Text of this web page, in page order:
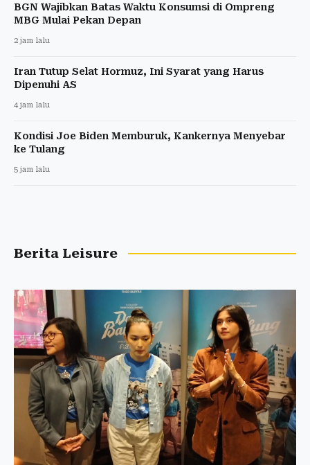
BGN Wajibkan Batas Waktu Konsumsi di Ompreng
MBG Mulai Pekan Depan
2 jam lalu
Iran Tutup Selat Hormuz, Ini Syarat yang Harus
Dipenuhi AS
4 jam lalu
Kondisi Joe Biden Memburuk, Kankernya Menyebar
ke Tulang
5 jam lalu
Berita Leisure